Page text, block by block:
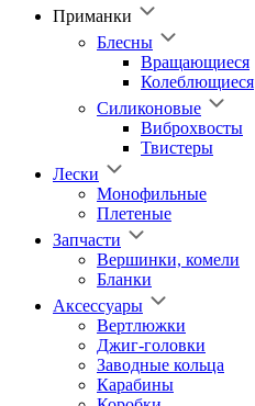
Приманки
Блесны
Вращающиеся
Колеблющиеся
Силиконовые
Виброхвосты
Твистеры
Лески
Монофильные
Плетеные
Запчасти
Вершинки, комели
Бланки
Аксессуары
Вертлюжки
Джиг-головки
Заводные кольца
Карабины